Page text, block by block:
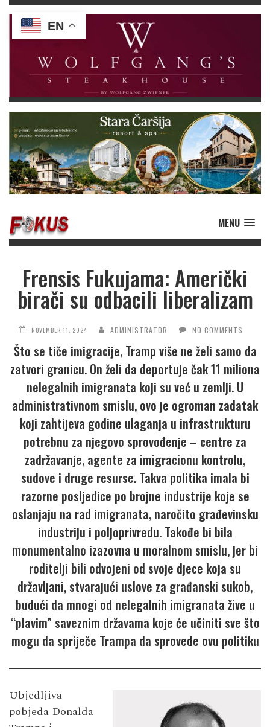
MENU
Frensis Fukujama: Američki
birači su odbacili liberalizam
NOVEMBER 11, 2024 ADMINISTRATOR NO COMMENTS
Što se tiče imigracije, Tramp više ne želi samo da
zatvori granicu. On želi da deportuje čak 11 miliona
nelegalnih imigranata koji su već u zemlji. U
administrativnom smislu, ovo je ogroman zadatak
koji zahtijeva godine ulaganja u infrastrukturu
potrebnu za njegovo sprovođenje – centre za
zadržavanje, agente za imigracionu kontrolu,
sudove i druge resurse. Takva politika imala bi
razorne posljedice po brojne industrije koje se
oslanjaju na rad imigranata, naročito građevinsku
industriju i poljoprivredu. Takođe bi bila
monumentalno izazovna u moralnom smislu, jer bi
roditelji bili odvojeni od svoje djece koja su
državljani, stvarajući uslove za građanski sukob,
budući da mnogi od nelegalnih imigranata žive u
“plavim” saveznim državama koje će učiniti sve što
mogu da spriječe Trampa da sprovede ovu politiku
Ubjedljiva
pobjeda Donalda
EN